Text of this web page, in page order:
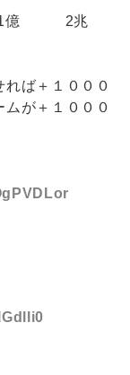
億 2兆
ば＋１０００
が＋１０００